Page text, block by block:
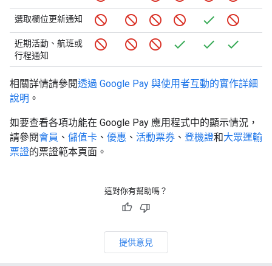
選取欄位更新通知
近期活動、航班或
行程通知
相關詳情請參閱透過 Google Pay 與使用者互動的實作詳細
說明 。
如要查看各項功能在 Google Pay 應用程式中的顯示情況，
請參閱會員 、 儲值卡 、 優惠 、 活動票券 、 登機證和大眾運輸
票證的票證範本頁面。
這對你有幫助嗎？
提供意見